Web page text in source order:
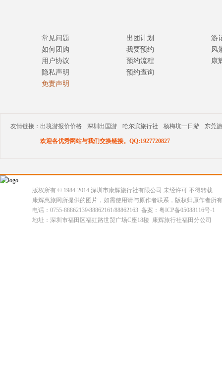
常见问题
如何团购
用户协议
隐私声明
免责声明
出团计划
我要预约
预约流程
预约查询
游
风
康
友情链接： 出境游报价价格 深圳出国游 哈尔滨旅行社 杨梅坑一日游 东莞
欢迎各优秀网站与我们交换链接。QQ:1927720827
版权所有 © 1984-2014 深圳市康辉旅行社有限公司 未经许可 不得转载
康辉惠旅网所提供的图片，如需使用请与原作者联系，版权归原作者所
电话：0755-88862139/88862161/88862163 备案：粤ICP备05088116号-1
地址：深圳市福田区福虹路世贸广场C座18楼 康辉旅行社福田分公司